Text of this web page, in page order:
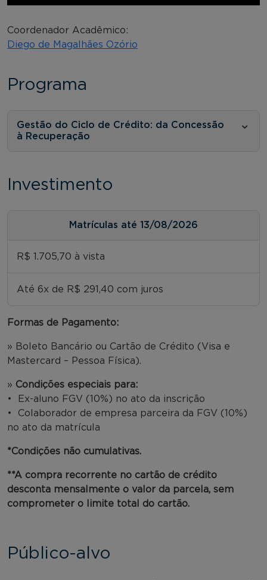
Coordenador Acadêmico:
Diego de Magalhães Ozório
Programa
Gestão do Ciclo de Crédito: da Concessão
à Recuperação
Investimento
Matrículas até 13/08/2026
R$ 1.705,70 à vista
Até 6x de R$ 291,40 com juros
Formas de Pagamento:
» Boleto Bancário ou Cartão de Crédito (Visa e
Mastercard – Pessoa Física).
» Condições especiais para:
• Ex-aluno FGV (10%) no ato da inscrição
• Colaborador de empresa parceira da FGV (10%)
no ato da matrícula
*Condições não cumulativas.
**A compra recorrente no cartão de crédito
desconta mensalmente o valor da parcela, sem
comprometer o limite total do cartão.
Público-alvo